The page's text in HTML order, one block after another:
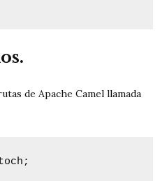
de Apache Camel llamada